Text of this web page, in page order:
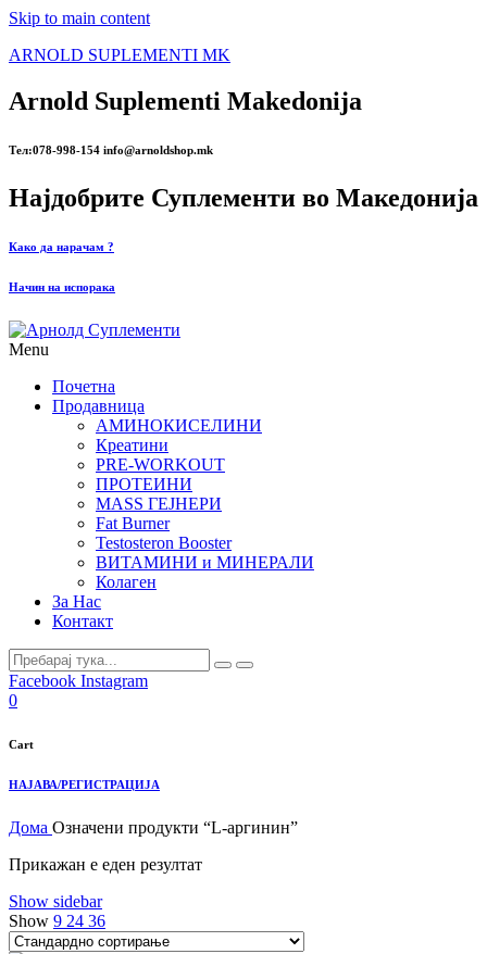
Skip to main content
ARNOLD SUPLEMENTI MK
Arnold Suplementi Makedonija
Тел:078-998-154 info@arnoldshop.mk
Најдобрите Суплементи во Македонија
Како да нарачам ?
Начин на испорака
Menu
Почетна
Продавница
АМИНОКИСЕЛИНИ
Креатини
PRE-WORKOUT
ПРОТЕИНИ
MASS ГЕЈНЕРИ
Fat Burner
Testosteron Booster
ВИТАМИНИ и МИНЕРАЛИ
Колаген
За Нас
Контакт
Facebook Instagram
0
Cart
НАЈАВА/РЕГИСТРАЦИЈА
Дома Означени продукти “L-аргинин”
Прикажан е еден резултат
Show sidebar
Show 9 24 36